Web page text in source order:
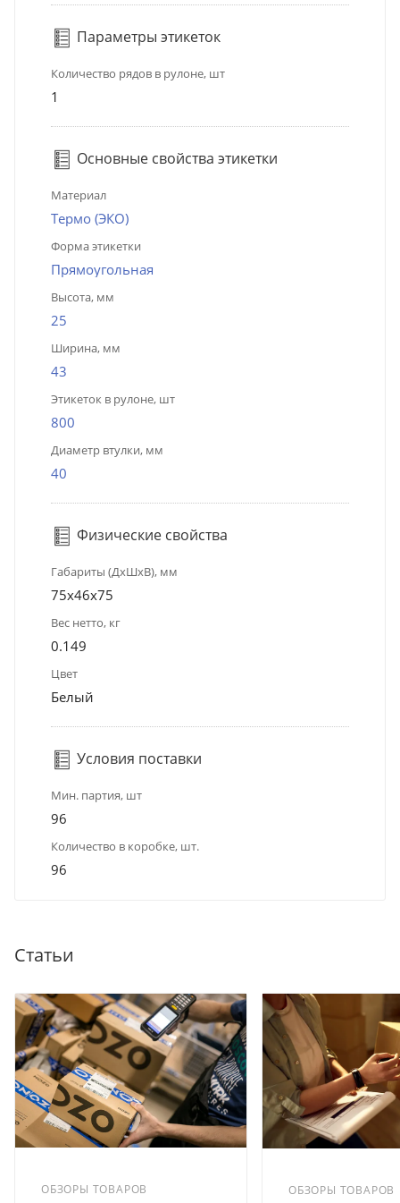
Параметры этикеток
Количество рядов в рулоне, шт
1
Основные свойства этикетки
Материал
Термо (ЭКО)
Форма этикетки
Прямоугольная
Высота, мм
25
Ширина, мм
43
Этикеток в рулоне, шт
800
Диаметр втулки, мм
40
Физические свойства
Габариты (ДхШхВ), мм
75х46х75
Вес нетто, кг
0.149
Цвет
Белый
Условия поставки
Мин. партия, шт
96
Количество в коробке, шт.
96
Статьи
ОБЗОРЫ ТОВАРОВ
ОБЗОРЫ ТОВАРОВ